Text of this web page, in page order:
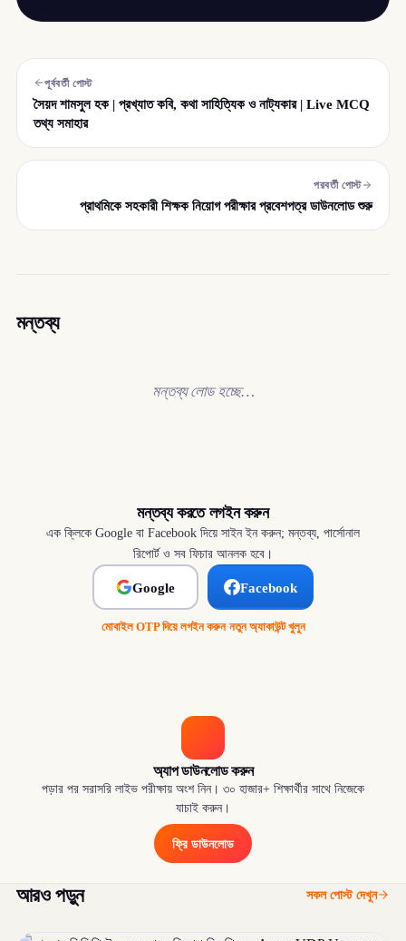
পূর্ববর্তী পোস্ট
সৈয়দ শামসুল হক | প্রখ্যাত কবি, কথা সাহিত্যিক ও নাট্যকার | Live MCQ
তথ্য সমাহার
পরবর্তী পোস্ট
প্রাথমিকে সহকারী শিক্ষক নিয়োগ পরীক্ষার প্রবেশপত্র ডাউনলোড শুরু
মন্তব্য
মন্তব্য লোড হচ্ছে…
মন্তব্য করতে লগইন করুন
এক ক্লিকে Google বা Facebook দিয়ে সাইন ইন করুন; মন্তব্য, পার্সোনাল
রিপোর্ট ও সব ফিচার আনলক হবে।
Google Facebook
মোবাইল OTP দিয়ে লগইন করুন·নতুন অ্যাকাউন্ট খুলুন
অ্যাপ ডাউনলোড করুন
পড়ার পর সরাসরি লাইভ পরীক্ষায় অংশ নিন। ৩০ হাজার+ শিক্ষার্থীর সাথে নিজেকে
যাচাই করুন।
ফ্রি ডাউনলোড
আরও পড়ুন সকল পোস্ট দেখুন